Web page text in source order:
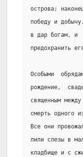
острова;
победу и
в дар богам, и
предохранить
Особыми
рождение,
священным
смерть одного
Все они
лили слезы в
кладбище и с